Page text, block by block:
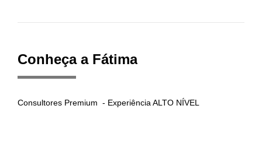
Conheça a Fátima
Consultores Premium - Experiência ALTO NÍVEL